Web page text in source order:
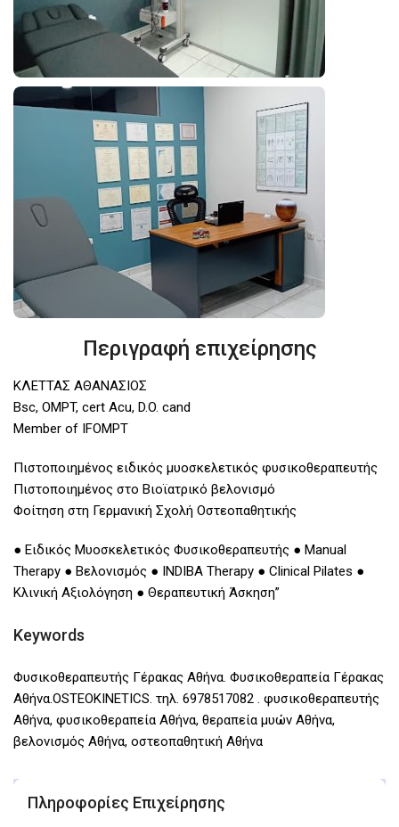
Περιγραφή επιχείρησης
ΚΛΕΤΤΑΣ ΑΘΑΝΑΣΙΟΣ
Bsc, OMPT, cert Acu, D.O. cand
Member of IFOMPT
Πιστοποιημένος ειδικός μυοσκελετικός φυσικοθεραπευτής
Πιστοποιημένος στο Βιοϊατρικό βελονισμό
Φοίτηση στη Γερμανική Σχολή Οστεοπαθητικής
● Ειδικός Μυοσκελετικός Φυσικοθεραπευτής ● Manual
Therapy ● Βελονισμός ● INDIBA Therapy ● Clinical Pilates ●
Κλινική Αξιολόγηση ● Θεραπευτική Άσκηση”
Keywords
Φυσικοθεραπευτής Γέρακας Αθήνα. Φυσικοθεραπεία Γέρακας
Αθήνα.OSTEOKINETICS. τηλ. 6978517082 . φυσικοθεραπευτής
Αθήνα, φυσικοθεραπεία Αθήνα, θεραπεία μυών Αθήνα,
βελονισμός Αθήνα, οστεοπαθητική Αθήνα
Πληροφορίες Επιχείρησης